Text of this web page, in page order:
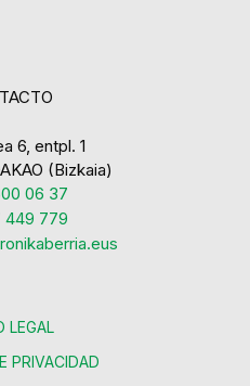
6, entpl. 1
(Bizkaia)
06 37
779
LEGAL
PRIVACIDAD